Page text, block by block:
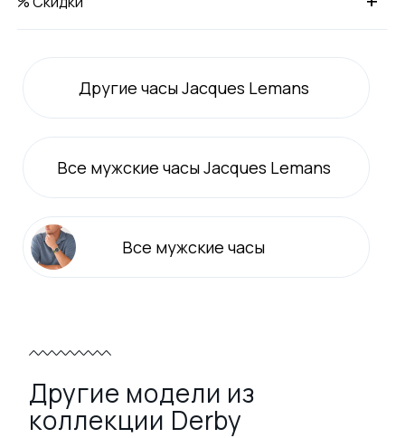
Другие часы Jacques Lemans
Все мужские часы Jacques Lemans
Все мужские часы
Другие модели из
коллекции Derby